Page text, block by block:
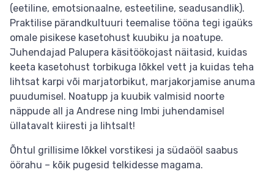
(eetiline, emotsionaalne, esteetiline, seadusandlik).
Praktilise pärandkultuuri teemalise tööna tegi igaüks
omale pisikese kasetohust kuubiku ja noatupe.
Juhendajad Palupera käsitöökojast näitasid, kuidas
keeta kasetohust torbikuga lõkkel vett ja kuidas teha
lihtsat karpi või marjatorbikut, marjakorjamise anuma
puudumisel. Noatupp ja kuubik valmisid noorte
näppude all ja Andrese ning Imbi juhendamisel
üllatavalt kiiresti ja lihtsalt!
Õhtul grillisime lõkkel vorstikesi ja südaööl saabus
öörahu – kõik pugesid telkidesse magama.